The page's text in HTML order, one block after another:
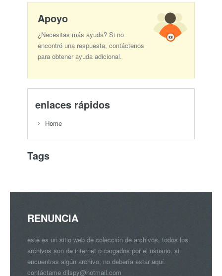
Apoyo
¿Necesitas más ayuda? Si no
encontró una respuesta, contáctenos
para obtener ayuda adicional.
enlaces rápidos
Home
Tags
RENUNCIA
este es un sitio web de colección de archivos. todos los
archivos son de internet o cargados por el usuario. si
encuentras algún archivo, no debería estar aquí.
contáctame dllspy@hotmail.com